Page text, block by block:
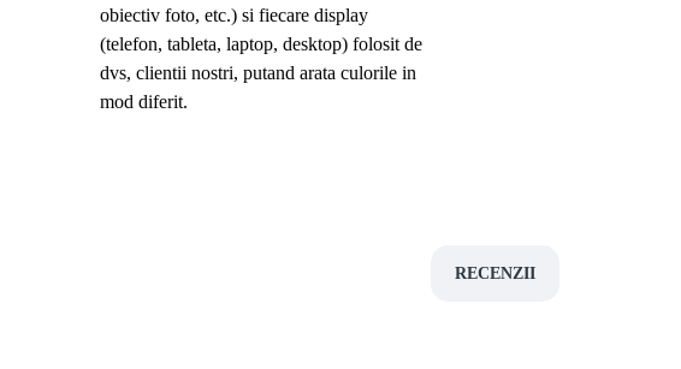
obiectiv foto, etc.) si fiecare display
(telefon, tableta, laptop, desktop) folosit de
dvs, clientii nostri, putand arata culorile in
mod diferit.
RECENZII